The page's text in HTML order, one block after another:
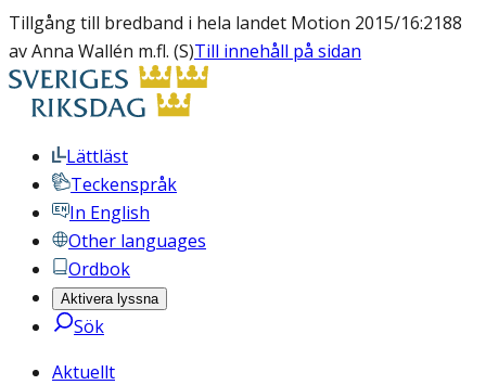
Tillgång till bredband i hela landet Motion 2015/16:2188
av Anna Wallén m.fl. (S)Till innehåll på sidan
Lättläst
Teckenspråk
In English
Other languages
Ordbok
Aktivera lyssna
Sök
Aktuellt